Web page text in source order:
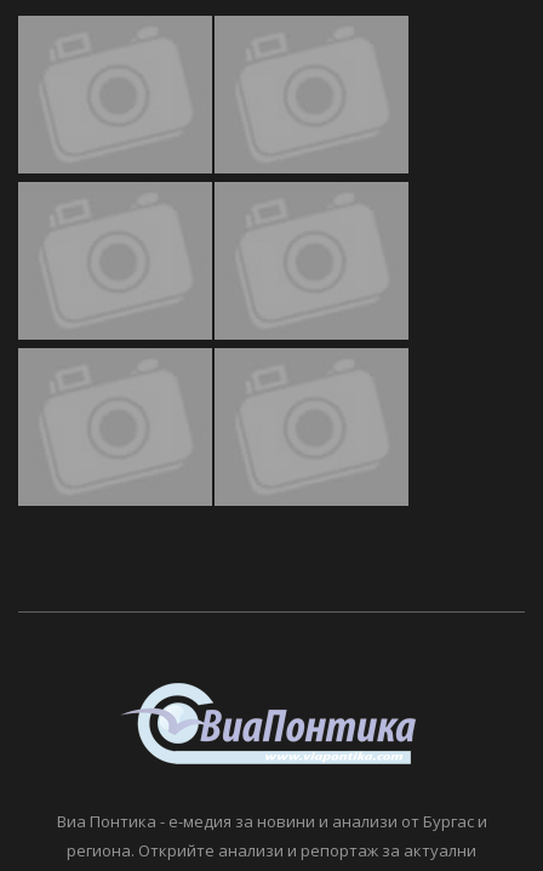
Виа Понтика - е-медия за новини и анализи от Бургас и
региона. Открийте анализи и репортаж за актуални